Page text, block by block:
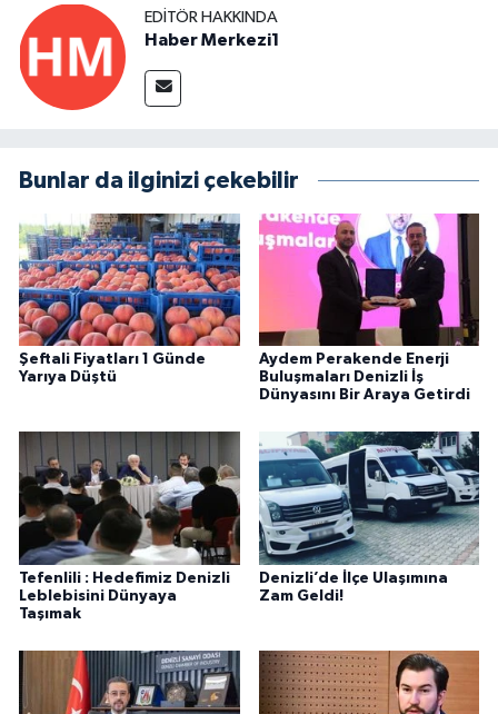
EDITÖR HAKKINDA
Haber Merkezi1
Bunlar da ilginizi çekebilir
Şeftali Fiyatları 1 Günde
Yarıya Düştü
Aydem Perakende Enerji
Buluşmaları Denizli İş
Dünyasını Bir Araya Getirdi
Tefenlili : Hedefimiz Denizli
Leblebisini Dünyaya
Taşımak
Denizli’de İlçe Ulaşımına
Zam Geldi!